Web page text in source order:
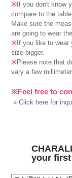
※ If you don't know
compare to the
Make sure the
are going to wear
※ If you like to
size bigger.
※Please note that
vary a few
※Feel free to
» Click here for
your